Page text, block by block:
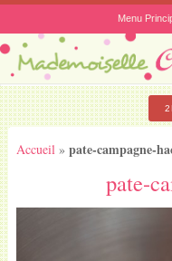
Menu
Accueil » pate-campagne-
pate-